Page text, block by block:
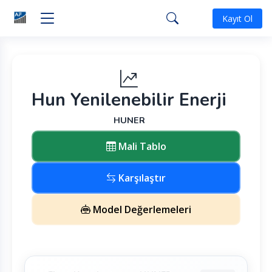
Kayıt Ol
Hun Yenilenebilir Enerji
HUNER
Mali Tablo
Karşılaştır
Model Değerlemeleri